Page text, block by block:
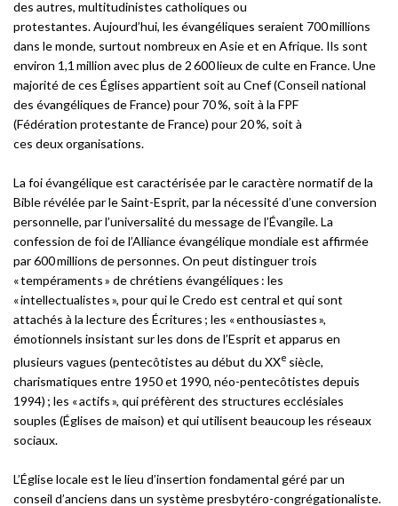
des autres, multitudinistes catholiques ou
protestantes. Aujourd’hui, les évangéliques seraient 700 millions
dans le monde, surtout nombreux en Asie et en Afrique. Ils sont
environ 1,1 million avec plus de 2 600 lieux de culte en France. Une
majorité de ces Églises appartient soit au Cnef (Conseil national
des évangéliques de France) pour 70 %, soit à la FPF
(Fédération protestante de France) pour 20 %, soit à
ces deux organisations.
La foi évangélique est caractérisée par le caractère normatif de la
Bible révélée par le Saint-Esprit, par la nécessité d’une conversion
personnelle, par l’universalité du message de l’Évangile. La
confession de foi de l’Alliance évangélique mondiale est affirmée
par 600 millions de personnes. On peut distinguer trois
« tempéraments » de chrétiens évangéliques : les
« intellectualistes », pour qui le Credo est central et qui sont
attachés à la lecture des Écritures ; les « enthousiastes »,
émotionnels insistant sur les dons de l’Esprit et apparus en
plusieurs vagues (pentecôtistes au début du XXe siècle,
charismatiques entre 1950 et 1990, néo-pentecôtistes depuis
1994) ; les « actifs », qui préfèrent des structures ecclésiales
souples (Églises de maison) et qui utilisent beaucoup les réseaux
sociaux.
L’Église locale est le lieu d’insertion fondamental géré par un
conseil d’anciens dans un système presbytéro-congrégationaliste.